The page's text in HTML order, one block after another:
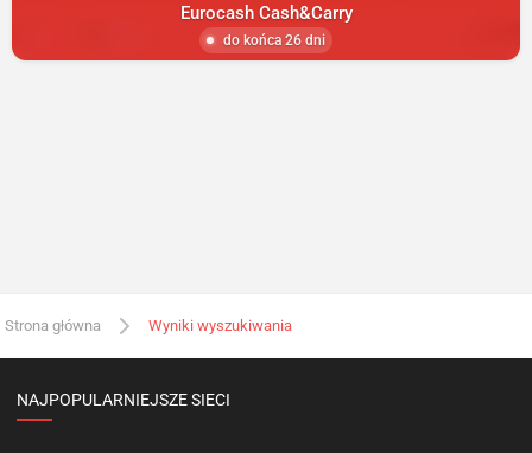
Eurocash Cash&Carry
do końca 26 dni
Strona główna Wyniki wyszukiwania
NAJPOPULARNIEJSZE SIECI